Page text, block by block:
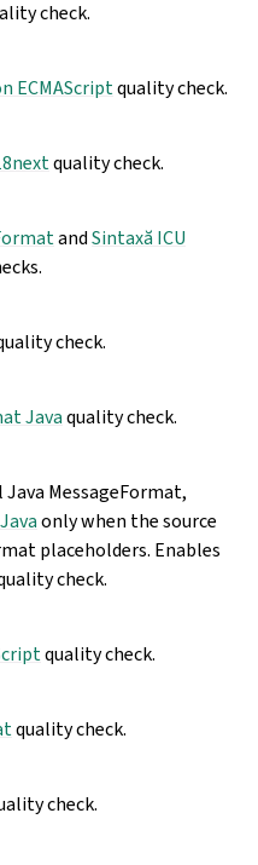
check.
ECMAScriptquality check.
quality check.
andSintaxă ICU
check.
Javaquality check.
MessageFormat,
only when the source
placeholders. Enables
check.
quality check.
quality check.
check.